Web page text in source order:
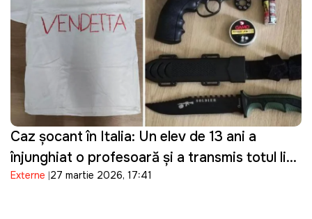
Caz șocant în Italia: Un elev de 13 ani a
înjunghiat o profesoară și a transmis totul live
pe Telegram
Externe 27 martie 2026, 17:41